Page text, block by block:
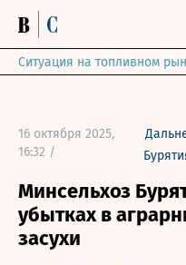
Ситуация на топливном
16 октября 2025,
16:32 /
Минсельхоз
убытках в
засухи